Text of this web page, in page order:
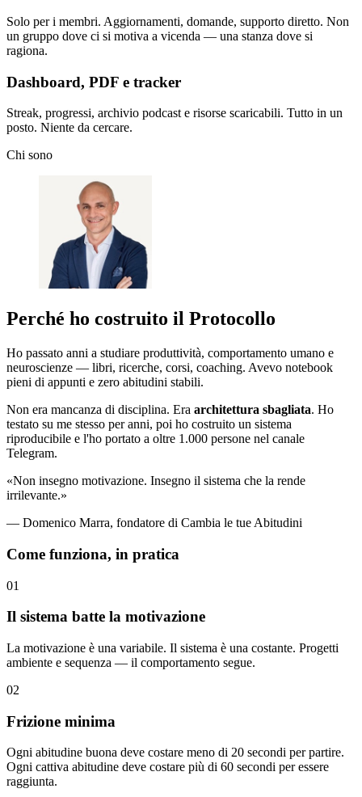
Solo per i membri. Aggiornamenti, domande, supporto diretto. Non
un gruppo dove ci si motiva a vicenda — una stanza dove si
ragiona.
Dashboard, PDF e tracker
Streak, progressi, archivio podcast e risorse scaricabili. Tutto in un
posto. Niente da cercare.
Chi sono
Perché ho costruito il Protocollo
Ho passato anni a studiare produttività, comportamento umano e
neuroscienze — libri, ricerche, corsi, coaching. Avevo notebook
pieni di appunti e zero abitudini stabili.
Non era mancanza di disciplina. Era architettura sbagliata. Ho
testato su me stesso per anni, poi ho costruito un sistema
riproducibile e l'ho portato a oltre 1.000 persone nel canale
Telegram.
«Non insegno motivazione. Insegno il sistema che la rende
irrilevante.»
— Domenico Marra, fondatore di Cambia le tue Abitudini
Come funziona, in pratica
01
Il sistema batte la motivazione
La motivazione è una variabile. Il sistema è una costante. Progetti
ambiente e sequenza — il comportamento segue.
02
Frizione minima
Ogni abitudine buona deve costare meno di 20 secondi per partire.
Ogni cattiva abitudine deve costare più di 60 secondi per essere
raggiunta.